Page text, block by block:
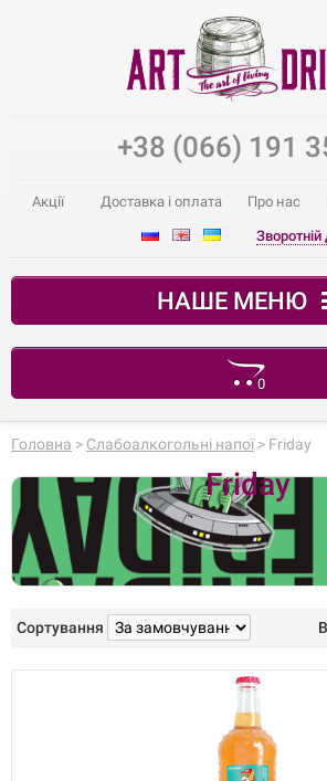
+38 (066) 191
Акції Доставка і оплата Про нас
Зворотній
НАШЕ МЕНЮ
0
Ваш кошик
Головна > Слабоалкогольні напої> Friday
Friday
Сортування